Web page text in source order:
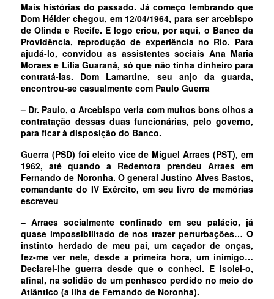
Mais histórias do passado. Já começo lembrando que
Dom Hélder chegou, em 12/04/1964, para ser arcebispo
de Olinda e Recife. E logo criou, por aqui, o Banco da
Providência, reprodução de experiência no Rio. Para
ajudá-lo, convidou as assistentes sociais Ana Maria
Moraes e Lilia Guaraná, só que não tinha dinheiro para
contratá-las. Dom Lamartine, seu anjo da guarda,
encontrou-se casualmente com Paulo Guerra
– Dr. Paulo, o Arcebispo veria com muitos bons olhos a
contratação dessas duas funcionárias, pelo governo,
para ficar à disposição do Banco.
Guerra (PSD) foi eleito vice de Miguel Arraes (PST), em
1962, até quando a Redentora prendeu Arraes em
Fernando de Noronha. O general Justino Alves Bastos,
comandante do IV Exército, em seu livro de memórias
escreveu
‒ Arraes socialmente confinado em seu palácio, já
quase impossibilitado de nos trazer perturbações… O
instinto herdado de meu pai, um caçador de onças,
fez-me ver nele, desde a primeira hora, um inimigo…
Declarei-lhe guerra desde que o conheci. E isolei-o,
afinal, na solidão de um penhasco perdido no meio do
Atlântico (a ilha de Fernando de Noronha).